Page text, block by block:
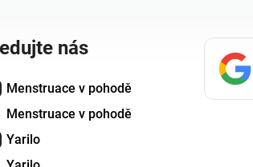
nás
Menstruace v pohodě
Menstruace v pohodě
Yarilo